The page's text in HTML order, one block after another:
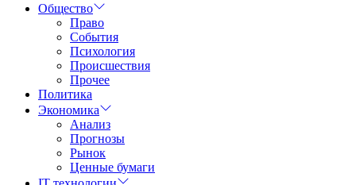
Общество
Право
События
Психология
Происшествия
Прочее
Политика
Экономика
Анализ
Прогнозы
Рынок
Ценные бумаги